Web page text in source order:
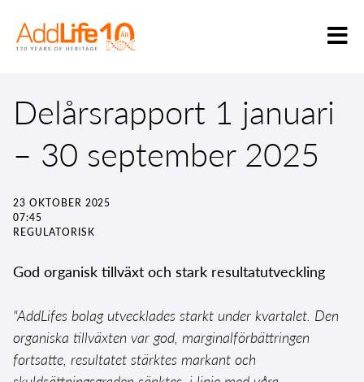
Delårsrapport 1 januari
– 30 september 2025
23 OKTOBER 2025
07:45
REGULATORISK
God organisk tillväxt och stark resultatutveckling
"AddLifes bolag utvecklades starkt under kvartalet. Den
organiska tillväxten var god, marginalförbättringen
fortsatte, resultatet stärktes markant och